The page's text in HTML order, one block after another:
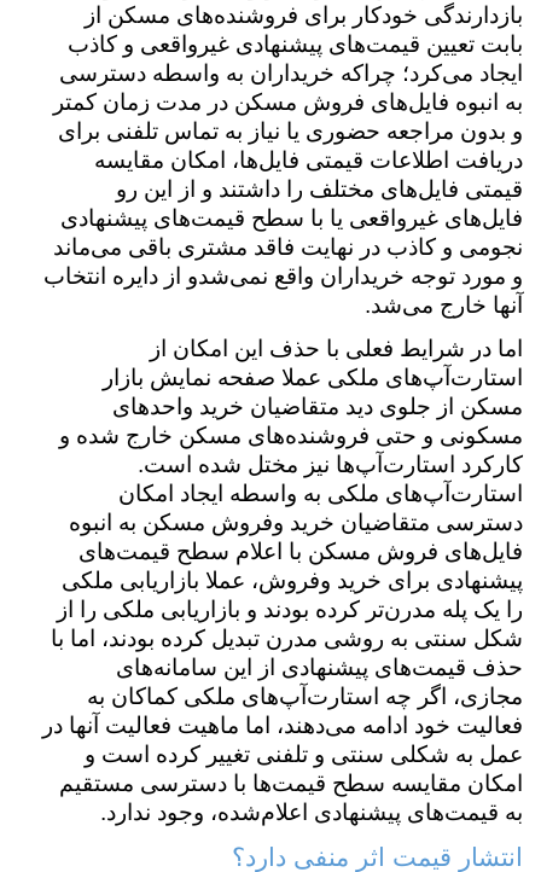
بازدارندگی خودکار برای فروشنده‌های مسکن از
بابت تعیین قیمت‌های پیشنهادی غیرواقعی و کاذب
ایجاد می‌کرد؛ چراکه خریداران به واسطه دسترسی
به انبوه فایل‌های فروش مسکن در مدت زمان کمتر
و بدون مراجعه حضوری یا نیاز به تماس تلفنی برای
دریافت اطلاعات قیمتی فایل‌ها، امکان مقایسه
قیمتی فایل‌های مختلف را داشتند و از این رو
فایل‌های غیرواقعی یا با سطح قیمت‌های پیشنهادی
نجومی و کاذب در نهایت فاقد مشتری باقی می‌ماند
و مورد توجه خریداران واقع نمی‌شدو از دایره انتخاب
آنها خارج می‌شد.
اما در شرایط فعلی با حذف این امکان از
استارت‌آپ‌های ملکی عملا صفحه نمایش بازار
مسکن از جلوی دید متقاضیان خرید واحدهای
مسکونی و حتی فروشنده‌های مسکن خارج شده و
کارکرد استارت‌آپ‌ها نیز مختل شده است.
استارت‌آپ‌های ملکی به واسطه ایجاد امکان
دسترسی متقاضیان خرید وفروش مسکن به انبوه
فایل‌های فروش مسکن با اعلام سطح قیمت‌های
پیشنهادی برای خرید وفروش، عملا بازاریابی ملکی
را یک پله مدرن‌تر کرده بودند و بازاریابی ملکی را از
شکل سنتی به روشی مدرن تبدیل کرده بودند، اما با
حذف قیمت‌های پیشنهادی از این سامانه‌های
مجازی، اگر چه استارت‌آپ‌های ملکی کماکان به
فعالیت خود ادامه می‌دهند، اما ماهیت فعالیت‌ آنها در
عمل به شکلی سنتی و تلفنی تغییر کرده است و
امکان مقایسه سطح قیمت‌ها با دسترسی مستقیم
به قیمت‌های پیشنهادی اعلام‌شده، وجود ندارد.
انتشار قیمت اثر منفی دارد؟